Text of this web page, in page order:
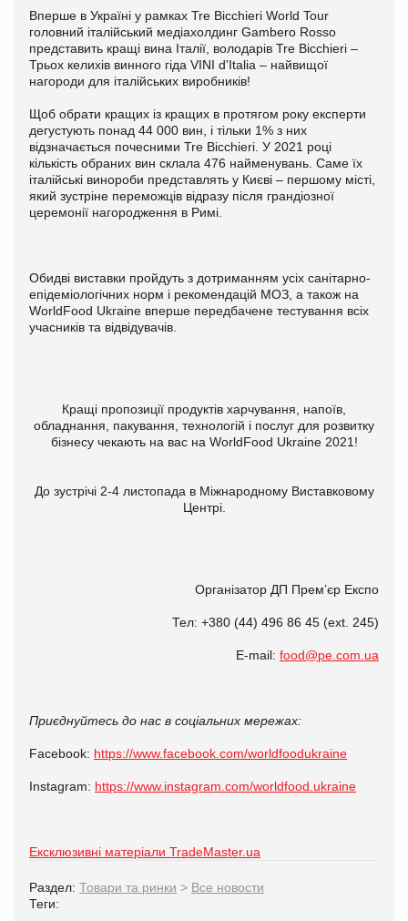
Вперше в Україні у рамках Tre Bicchieri World Tour
головний італійський медіахолдинг Gambero Rosso
представить кращі вина Італії, володарів Tre Bicchieri –
Трьох келихів винного гіда VINI d'Italia – найвищої
нагороди для італійських виробників!
Щоб обрати кращих із кращих в протягом року експерти
дегустують понад 44 000 вин, і тільки 1% з них
відзначається почесними Tre Bicchieri. У 2021 році
кількість обраних вин склала 476 найменувань. Саме їх
італійські винороби представлять у Києві – першому місті,
який зустріне переможців відразу після грандіозної
церемонії нагородження в Римі.
Обидві виставки пройдуть з дотриманням усіх санітарно-
епідеміологічних норм і рекомендацій МОЗ, а також на
WorldFood Ukraine вперше передбачене тестування всіх
учасників та відвідувачів.
Кращі пропозиції продуктів харчування, напоїв,
обладнання, пакування, технологій і послуг для розвитку
бізнесу чекають на вас на WorldFood Ukraine 2021!
До зустрічі 2-4 ​листопада в Міжнародному Виставковому
Центрі.
Організатор ДП Прем’єр Експо
Тел: +380 (44) 496 86 45 (ext. 245)
E-mail: food@pe.com.ua
Приєднуйтесь до нас в соціальних мережах:
Facebook: https://www.facebook.com/worldfoodukraine
Instagram: https://www.instagram.com/worldfood.ukraine
Ексклюзивні матеріали TradeMaster.ua
Раздел: Товари та ринки > Все новости
Теги: